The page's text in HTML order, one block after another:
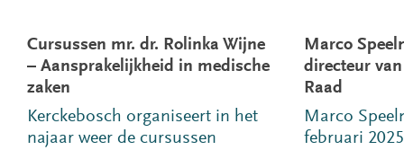
Cursussen mr. dr. Rolinka Wijne
– Aansprakelijkheid in medische
zaken
Kerckebosch organiseert in het
najaar weer de cursussen
Marco
directeur
Raad
Marco
februari